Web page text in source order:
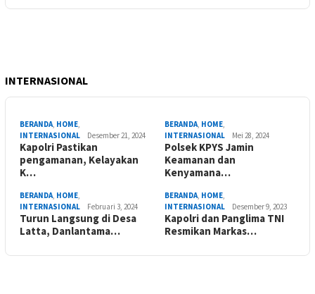
INTERNASIONAL
BERANDA HOME
INTERNASIONAL
Desember 21, 2024
Kapolri Pastikan
pengamanan, Kelayakan
K…
BERANDA HOME
INTERNASIONAL
Mei 28, 2024
Polsek KPYS Jamin
Keamanan dan
Kenyamana…
BERANDA HOME
INTERNASIONAL
Februari 3, 2024
Turun Langsung di Desa
Latta, Danlantama…
BERANDA HOME
INTERNASIONAL
Desember 9, 2023
Kapolri dan Panglima TNI
Resmikan Markas…